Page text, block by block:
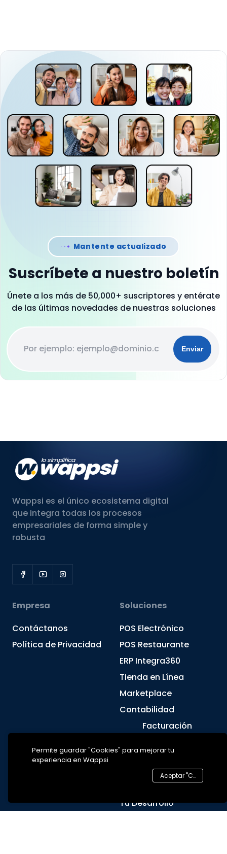
Mantente actualizado
Suscríbete a nuestro boletín
Únete a los más de 50,000+ suscriptores y entérate
de las últimas novedades de nuestras soluciones
Enviar
Wappsi es el único ecosistema digital
que integra todas los procesos
empresariales de forma simple y
robusta
Empresa
Contáctanos
Política de Privacidad
Soluciones
POS Electrónico
POS Restaurante
ERP Integra360
Tienda en Línea
Marketplace
Contabilidad
Facturación
Nómina Electrónica
Soportes Electrónicos
Tu Desarrollo
Permite guardar "Cookies" para mejorar tu
experiencia en Wappsi
Aceptar "Cookies"